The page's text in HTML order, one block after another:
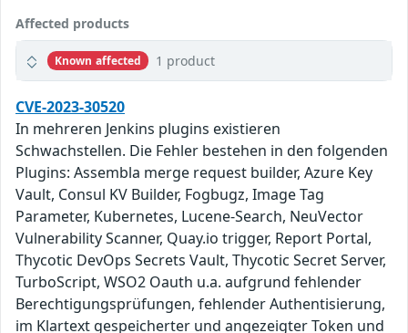
Affected products
Known affected 1 product
CVE-2023-30520
In mehreren Jenkins plugins existieren
Schwachstellen. Die Fehler bestehen in den folgenden
Plugins: Assembla merge request builder, Azure Key
Vault, Consul KV Builder, Fogbugz, Image Tag
Parameter, Kubernetes, Lucene-Search, NeuVector
Vulnerability Scanner, Quay.io trigger, Report Portal,
Thycotic DevOps Secrets Vault, Thycotic Secret Server,
TurboScript, WSO2 Oauth u.a. aufgrund fehlender
Berechtigungsprüfungen, fehlender Authentisierung,
im Klartext gespeicherter und angezeigter Token und